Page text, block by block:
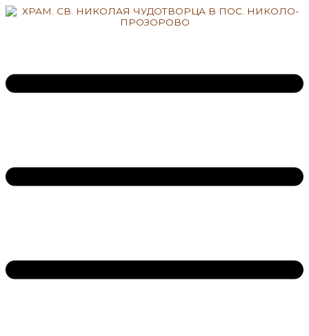
Перейти